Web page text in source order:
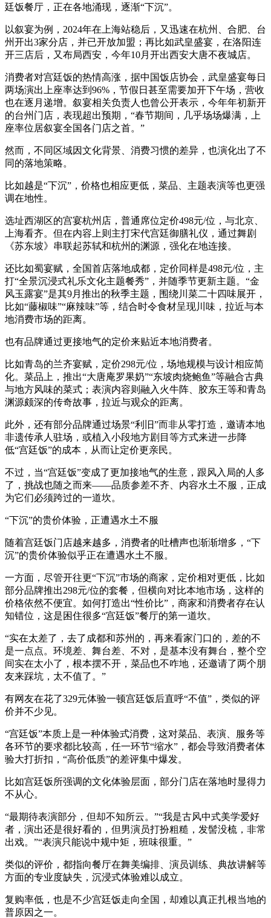
廷饭餐厅，正在各地涌现，逐渐“下沉”。
以叙宴为例，2024年在上海站稳后，又迅速在杭州、合肥、台
州开出3家分店，并已开放加盟；再比如武皇盛宴，在洛阳连
开三店后，又布局西安，今年10月开出西安大唐不夜城店。
消费者对宫廷饭的热情高涨，据中国饭店协会，武皇盛宴每日
两场演出上座率达到96%，节假日甚至需要加开下午场，营收
也在逐月递增。叙宴相关负责人也曾公开表示，今年年初新开
的台州门店，表现超出预期，“春节期间，几乎场场爆满，上
座率位居叙宴全国各门店之首。”
然而，不同区域因文化背景、消费习惯的差异，也演化出了不
同的落地策略。
比如越是“下沉”，价格也相应更低，菜品、主题表演等也更强
调在地性。
选址西湖区的宫宴杭州店，普通席位定价498元/位，与北京、
上海看齐。但在内容上则主打宋代宫廷御膳礼仪，通过舞剧
《苏东坡》串联起苏轼和杭州的渊源，强化在地连接。
还比如蜀宴赋，全国首店落地成都，定价同样是498元/位，主
打“全景沉浸式礼乐文化主题餐秀”，并随季节更新主题。“金
风玉露宴”是其9月推出的秋季主题，围绕川菜二十四味展开，
比如“藤椒味”“麻辣味”等，结合时令食材呈现川味，拉近与本
地消费市场的距离。
也有品牌通过更接地气的定价来贴近本地消费者。
比如青岛的兰齐宴赋，定价298元/位，场地规模与设计相应简
化。菜品上，推出“大唐庵罗果奶”“东坡肉烧鲍鱼”等融合古典
与地方风味的菜式；表演内容则融入火牛阵、胶东王等和青岛
渊源颇深的传奇故事，拉近与观众的距离。
此外，还有部分品牌通过场景“利旧”而非从零打造，邀请本地
非遗传承人驻场，或植入小段地方剧目等方式来进一步降
低“宫廷饭”的成本，从而让定价更亲民。
不过，当“宫廷饭”变成了更加接地气的生意，跟风入局的人多
了，挑战也随之而来——品质参差不齐、内容水土不服，正成
为它们必须跨过的一道坎。
“下沉”的贵价体验，正遭遇水土不服
随着宫廷饭门店越来越多，消费者的吐槽声也渐渐增多，“下
沉”的贵价体验似乎正在遭遇水土不服。
一方面，尽管开往更“下沉”市场的商家，定价相对更低，比如
部分品牌推出298元/位的套餐，但横向对比本地市场，这样的
价格依然不便宜。如何打造出“性价比”，商家和消费者存在认
知错位，这是困住很多“宫廷饭”餐厅的第一道坎。
“实在太差了，去了成都和苏州的，再来看家门口的，差的不
是一点点。环境差、舞台差、不对，是基本没有舞台，整个空
间实在太小了，根本摆不开，菜品也不咋地，还邀请了两个朋
友来踩坑，太不值了。”
有网友在花了329元体验一顿宫廷饭后直呼“不值”，类似的评
价并不少见。
“宫廷饭”本质上是一种体验式消费，这对菜品、表演、服务等
各环节的要求都比较高，任一环节“缩水”，都会导致消费者体
验大打折扣，“高价低质”的差评集中爆发。
比如宫廷饭所强调的文化体验层面，部分门店在落地时显得力
不从心。
“最期待表演部分，但却不知所云。”“我是古风中式美学爱好
者，演出还是很好看的，但男演员打扮粗糙，发髻没梳，非常
出戏。”“表演只能说中规中矩，班味很重。”
类似的评价，都指向餐厅在舞美编排、演员训练、典故讲解等
方面的专业度缺失，沉浸式体验难以成立。
复购率低，也是不少宫廷饭走向全国，却难以真正扎根当地的
普原因之一。